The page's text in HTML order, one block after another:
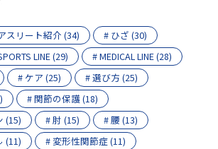
スリート紹介 (34)
# ひざ (30)
LINE (29)
# MEDICAL LINE (28)
# ケア (25)
# 選び方 (25)
# 関節の保護 (18)
(15)
# 肘 (15)
# 腰 (13)
(11)
# 変形性関節症 (11)